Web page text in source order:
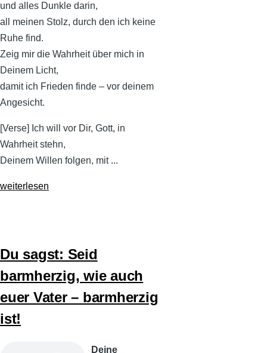
und alles Dunkle darin,
all meinen Stolz, durch den ich keine
Ruhe find.
Zeig mir die Wahrheit über mich in
Deinem Licht,
damit ich Frieden finde – vor deinem
Angesicht.
[Verse] Ich will vor Dir, Gott, in
Wahrheit stehn,
Deinem Willen folgen, mit ...
weiterlesen
Du sagst: Seid
barmherzig, wie auch
euer Vater – barmherzig
ist!
Deine